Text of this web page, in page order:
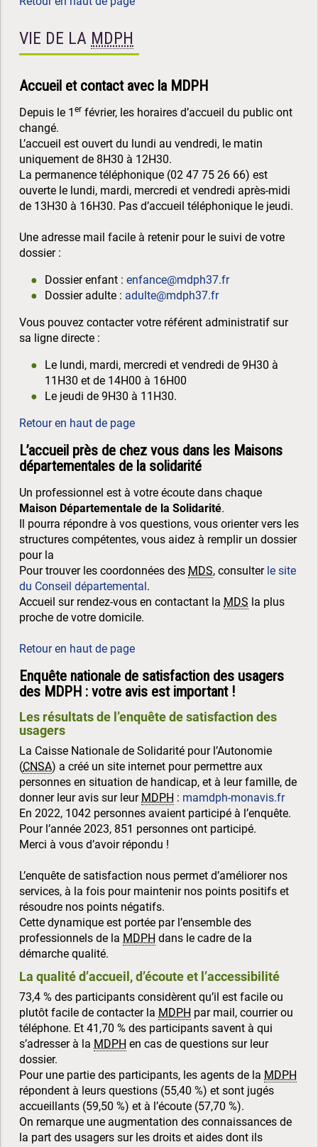
VIE DE LA MDPH
Accueil et contact avec la MDPH
Depuis le 1 er février, les horaires d’accueil du public ont
changé.
L’accueil est ouvert du lundi au vendredi, le matin
uniquement de 8H30 à 12H30.
La permanence téléphonique (02 47 75 26 66) est
ouverte le lundi, mardi, mercredi et vendredi après-midi
de 13H30 à 16H30. Pas d’accueil téléphonique le jeudi.
Une adresse mail facile à retenir pour le suivi de votre
dossier :
Dossier enfant : enfance@mdph37.fr
Dossier adulte : adulte@mdph37.fr
Vous pouvez contacter votre référent administratif sur
sa ligne directe :
Le lundi, mardi, mercredi et vendredi de 9H30 à
11H30 et de 14H00 à 16H00
Le jeudi de 9H30 à 11H30.
Retour en haut de page
L’accueil près de chez vous dans les Maisons
départementales de la solidarité
Un professionnel est à votre écoute dans chaque
Maison Départementale de la Solidarité.
Il pourra répondre à vos questions, vous orienter vers les
structures compétentes, vous aidez à remplir un dossier
pour la
Pour trouver les coordonnées des MDS, consulter le site
du Conseil départemental .
Accueil sur rendez-vous en contactant la MDS la plus
proche de votre domicile.
Retour en haut de page
Enquête nationale de satisfaction des usagers
des MDPH : votre avis est important !
Les résultats de l’enquête de satisfaction des
usagers
La Caisse Nationale de Solidarité pour l’Autonomie
(CNSA) a créé un site internet pour permettre aux
personnes en situation de handicap, et à leur famille, de
donner leur avis sur leur MDPH : mamdph-monavis.fr
En 2022, 1042 personnes avaient participé à l’enquête.
Pour l’année 2023, 851 personnes ont participé.
Merci à vous d’avoir répondu !
L’enquête de satisfaction nous permet d’améliorer nos
services, à la fois pour maintenir nos points positifs et
résoudre nos points négatifs.
Cette dynamique est portée par l’ensemble des
professionnels de la MDPH dans le cadre de la
démarche qualité.
La qualité d’accueil, d’écoute et l’accessibilité
73,4 % des participants considèrent qu’il est facile ou
plutôt facile de contacter la MDPH par mail, courrier ou
téléphone. Et 41,70 % des participants savent à qui
s’adresser à la MDPH en cas de questions sur leur
dossier.
Pour une partie des participants, les agents de la MDPH
répondent à leurs questions (55,40 %) et sont jugés
accueillants (59,50 %) et à l’écoute (57,70 %).
On remarque une augmentation des connaissances de
la part des usagers sur les droits et aides dont ils